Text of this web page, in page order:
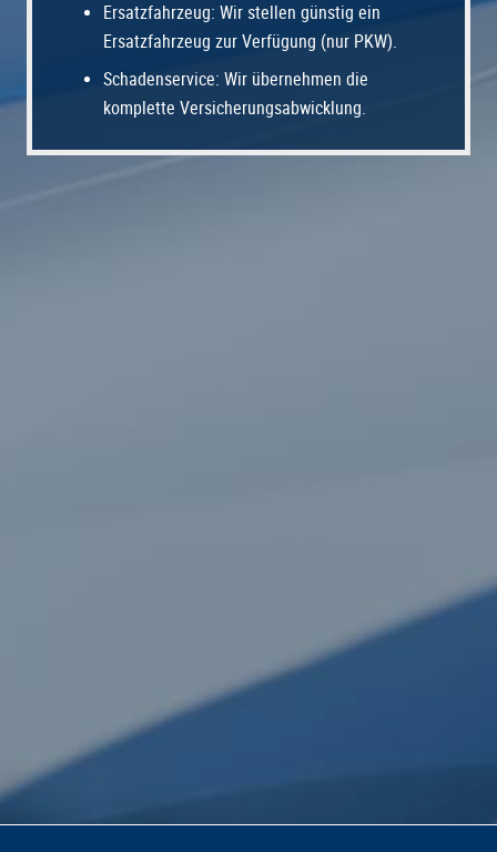
Ersatzfahrzeug: Wir stellen günstig ein
Ersatzfahrzeug zur Verfügung (nur PKW).
Schadenservice: Wir übernehmen die
komplette Versicherungsabwicklung.